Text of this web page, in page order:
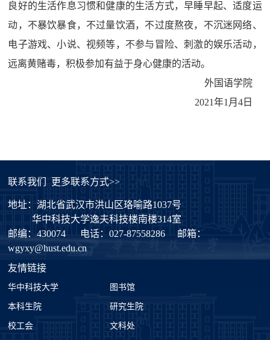
良好的生活作息习惯和健康的生活方式，早睡早起、适度运
动，不暴饮暴食，不过量饮酒，不过度熬夜，不沉迷网络、
电子游戏、小说、视频等，不参与冒险、刺激的娱乐活动，
远离黄赌毒，积极参加有益于身心健康的活动。
外国语学院
2021年1 月 4日
联系我们 更多联系方式>>
地址：湖北省武汉市洪山区珞喻路1037号
华中科技大学逸夫科技楼南楼314室
邮编：430074
电话：027-87558286
邮箱：
wgyxy@hust.edu.cn
友情链接
华中科技大学 图书馆
本科生院 研究生院
校工会 文科处